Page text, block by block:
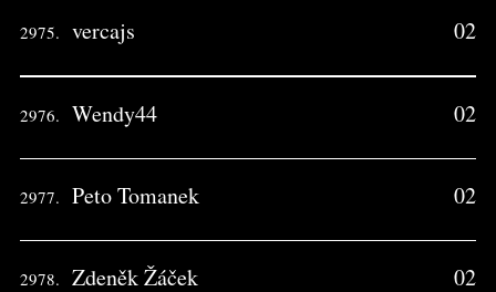
2975. vercajs 02
2976. Wendy44 02
2977. Peto Tomanek 02
2978. Zdeněk Žáček 02